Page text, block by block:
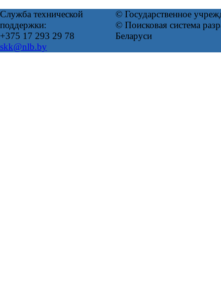
Служба технической
поддержки:
+375 17 293 29 78
skk@nlb.by
© Государственное
© Поисковая система
Беларуси